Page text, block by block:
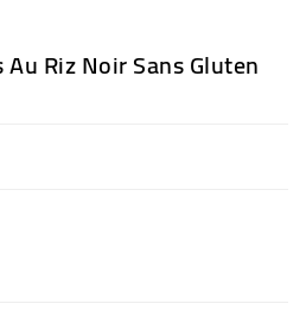
Riz Noir Sans Gluten